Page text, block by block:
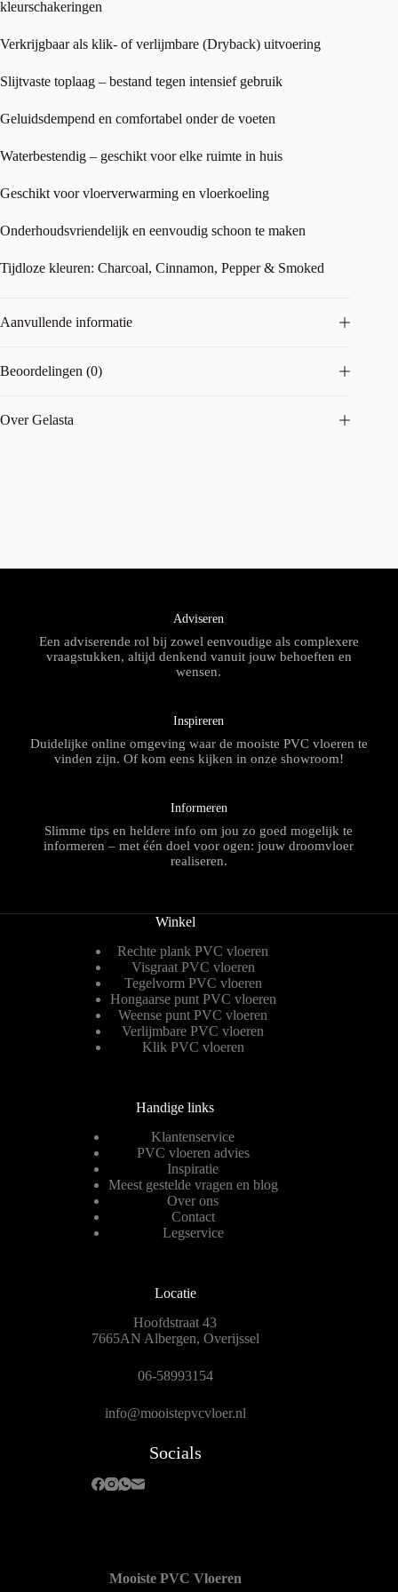
kleurschakeringen
Verkrijgbaar als klik- of verlijmbare (Dryback) uitvoering
Slijtvaste toplaag – bestand tegen intensief gebruik
Geluidsdempend en comfortabel onder de voeten
Waterbestendig – geschikt voor elke ruimte in huis
Geschikt voor vloerverwarming en vloerkoeling
Onderhoudsvriendelijk en eenvoudig schoon te maken
Tijdloze kleuren: Charcoal, Cinnamon, Pepper & Smoked
Aanvullende informatie
Beoordelingen (0)
Over Gelasta
Adviseren
Een adviserende rol bij zowel eenvoudige als complexere
vraagstukken, altijd denkend vanuit jouw behoeften en
wensen.
Inspireren
Duidelijke online omgeving waar de mooiste PVC vloeren te
vinden zijn. Of kom eens kijken in onze showroom!
Informeren
Slimme tips en heldere info om jou zo goed mogelijk te
informeren – met één doel voor ogen: jouw droomvloer
realiseren.
Winkel
Rechte plank PVC vloeren
Visgraat PVC vloeren
Tegelvorm PVC vloeren
Hongaarse punt PVC vloeren
Weense punt PVC vloeren
Verlijmbare PVC vloeren
Klik PVC vloeren
Handige links
Klantenservice
PVC vloeren advies
Inspiratie
Meest gestelde vragen en blog
Over ons
Contact
Legservice
Locatie
Hoofdstraat 43
7665AN Albergen, Overijssel
06-58993154
info@mooistepvcvloer.nl
Socials
Mooiste PVC Vloeren